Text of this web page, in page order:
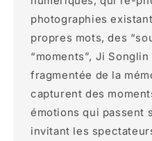
photographies
propres mots, des
“moments”, Ji
fragmentée de la
capturent des
émotions qui passent
invitant les